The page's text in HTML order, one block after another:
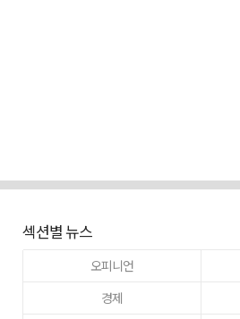
섹션별 뉴스
오피니언
경제